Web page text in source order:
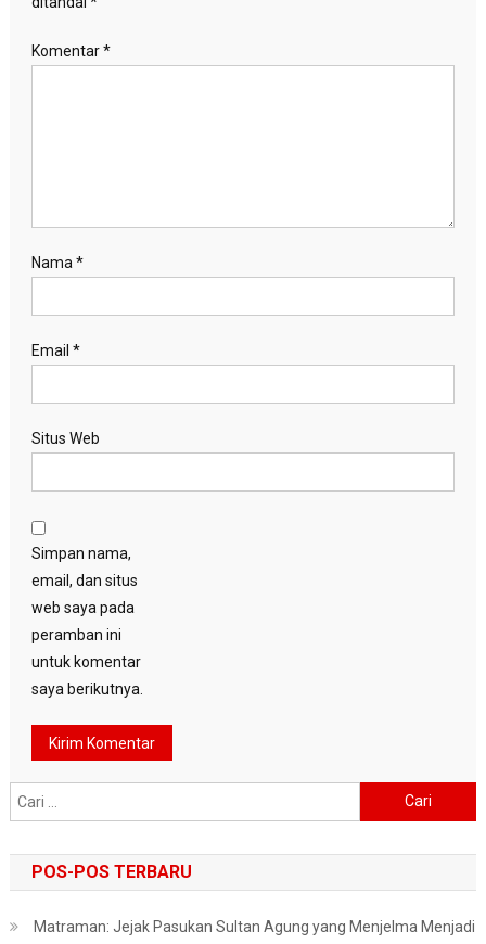
Komentar*
Nama *
Email *
Situs Web
Simpan nama,
email, dan situs
web saya pada
peramban ini
untuk komentar
saya berikutnya.
untuk:
POS-POS TERBARU
Matraman: Jejak Pasukan Sultan Agung yang Menjelma Menjadi